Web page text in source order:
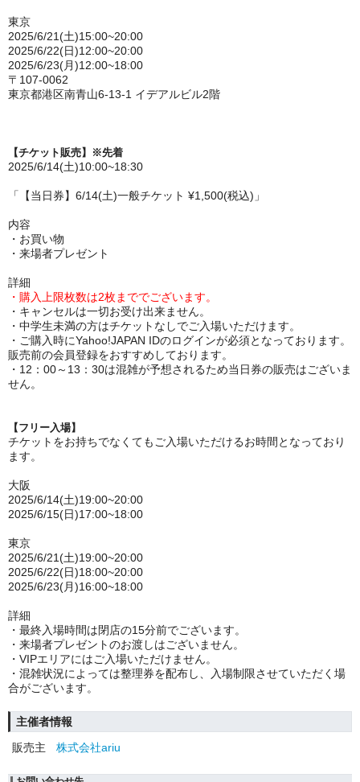
東京
2025/6/21(土)15:00~20:00
2025/6/22(日)12:00~20:00
2025/6/23(月)12:00~18:00
〒107-0062
東京都港区南青山6-13-1 イデアルビル2階
【チケット販売】※先着
2025/6/14(土)10:00~18:30
「【当日券】6/14(土)一般チケット ¥1,500(税込)」
内容
・お買い物
・来場者プレゼント
詳細
・ 購入上限枚数は2枚まででございます。
・キャンセルは一切お受け出来ません。
・中学生未満の方はチケットなしでご入場いただけます。
・ご購入時にYahoo!JAPAN IDのログインが必須となっております。
販売前の会員登録をおすすめしております。
・12：00～13：30は混雑が予想されるため当日券の販売はございま
せん。
【フリー入場】
チケットをお持ちでなくてもご入場いただけるお時間となっており
ます。
大阪
2025/6/14(土)19:00~20:00
2025/6/15(日)17:00~18:00
東京
2025/6/21(土)19:00~20:00
2025/6/22(日)18:00~20:00
2025/6/23(月)16:00~18:00
詳細
・ 最終入場時間は閉店の15分前でございます。
・来場者プレゼントのお渡しはございません。
・VIPエリアにはご入場いただけません。
・混雑状況によっては整理券を配布し、入場制限させていただく場
合がございます。
主催者情報
販売主
株式会社ariu